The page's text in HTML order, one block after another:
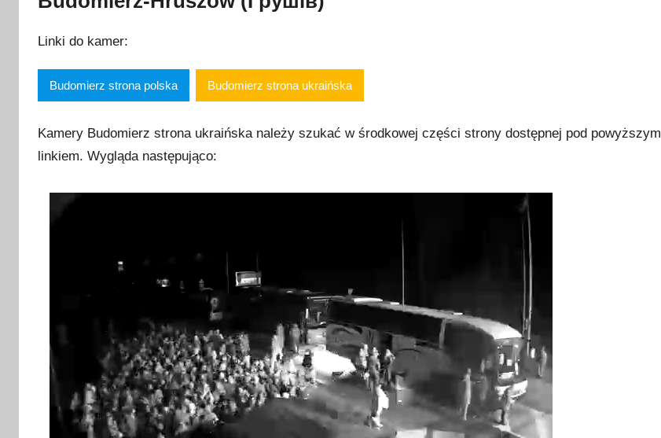
4
a
r
2
0
Linki do kamer:
Budomierz strona polska Budomierz strona ukraińska
Kamery Budomierz strona ukraińska należy szukać w środkowej części strony dostępnej pod powyższym
linkiem. Wygląda następująco: